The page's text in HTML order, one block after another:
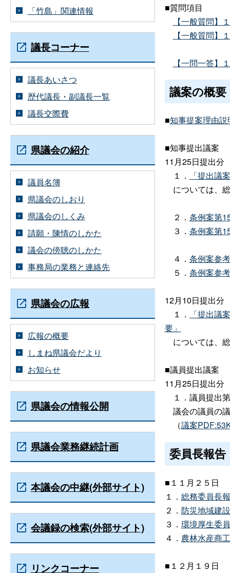
■質問項目
【一般質問】
【一般質問】
【一問一答】
議案の概要
■知事提案理由説
■知事提出議案
11月25日提出分
１．
「提出議
については、
２． 条例案第
３． 条例案第
４． 条例案参
５． 条例案参
12月10日提出分
１．
「提出議
要」
については、
■議員提出議案
11月25日提出分
１．議員提出
議会の議員の
（議案
委員長報告
■１１月２５日
１． 総務委員長
２． 防災地域建
３． 環境厚生委
４． 農林水産商
■１２月１９日
「竹島」関連情報
議長コーナー
議長あいさつ
歴代議長・副議長一覧
議長交際費
県議会の紹介
議員名簿
県議会のしおり
県議会のしくみ
請願・陳情のしかた
議会の傍聴のしかた
事務局の業務と連絡先
県議会の広報
広報の概要
しまね県議会だより
お知らせ
県議会の情報公開
県議会業務継続計画
本議会の中継(外部サイト)
会議録の検索(外部サイト)
リンクコーナー